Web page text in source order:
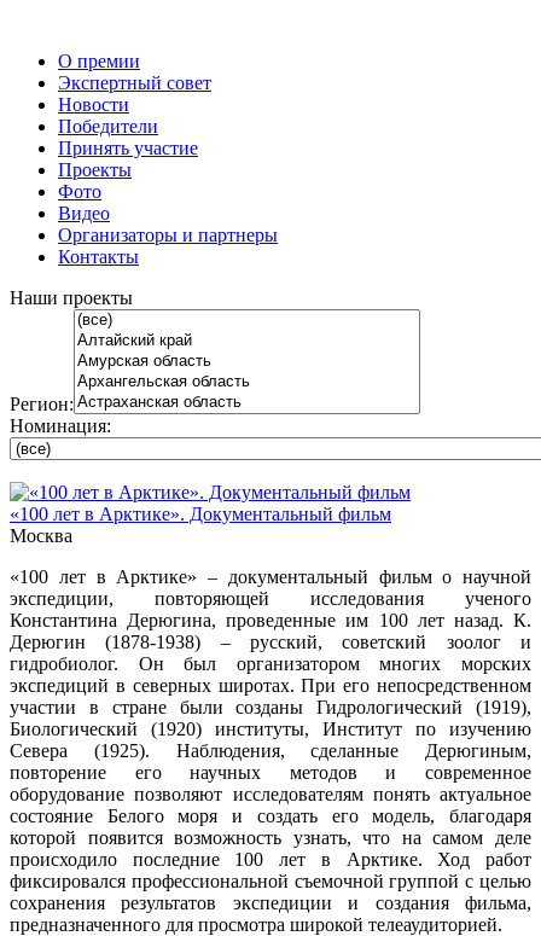
О премии
Экспертный совет
Новости
Победители
Принять участие
Проекты
Фото
Видео
Организаторы и партнеры
Контакты
Наши проекты
Регион:
Номинация:
«100 лет в Арктике». Документальный фильм
Москва
«100 лет в Арктике» – документальный фильм о научной
экспедиции, повторяющей исследования ученого
Константина Дерюгина, проведенные им 100 лет назад. К.
Дерюгин (1878-1938) – русский, советский зоолог и
гидробиолог. Он был организатором многих морских
экспедиций в северных широтах. При его непосредственном
участии в стране были созданы Гидрологический (1919),
Биологический (1920) институты, Институт по изучению
Севера (1925). Наблюдения, сделанные Дерюгиным,
повторение его научных методов и современное
оборудование позволяют исследователям понять актуальное
состояние Белого моря и создать его модель, благодаря
которой появится возможность узнать, что на самом деле
происходило последние 100 лет в Арктике. Ход работ
фиксировался профессиональной съемочной группой с целью
сохранения результатов экспедиции и создания фильма,
предназначенного для просмотра широкой телеаудиторией.